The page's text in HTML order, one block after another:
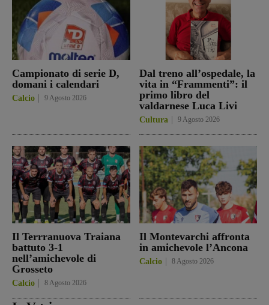
Campionato di serie D,
domani i calendari
Calcio 9 Agosto 2026
Dal treno all’ospedale, la
vita in “Frammenti”: il
primo libro del
valdarnese Luca Livi
Cultura 9 Agosto 2026
Il Terrranuova Traiana
battuto 3-1
nell’amichevole di
Grosseto
Calcio 8 Agosto 2026
Il Montevarchi affronta
in amichevole l’Ancona
Calcio 8 Agosto 2026